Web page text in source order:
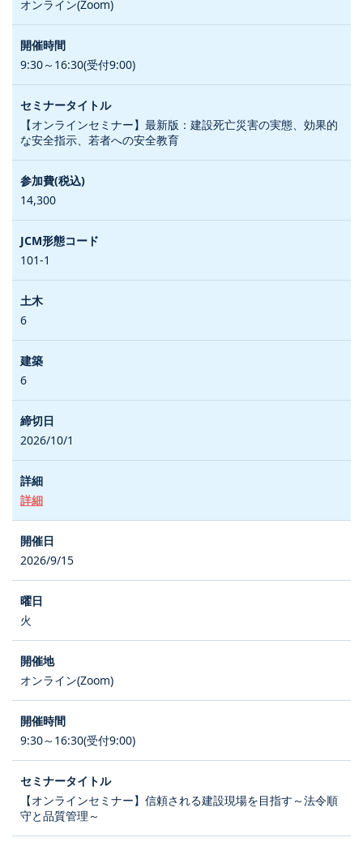
オンライン(Zoom)
9:30～16:30(受付9:00)
【オンラインセミナー】最新版：建設死亡災害の実態、効果的
な安全指示、若者への安全教育
14,300
101-1
6
6
2026/10/1
詳細
2026/9/15
火
オンライン(Zoom)
9:30～16:30(受付9:00)
【オンラインセミナー】信頼される建設現場を目指す～法令順
守と品質管理～